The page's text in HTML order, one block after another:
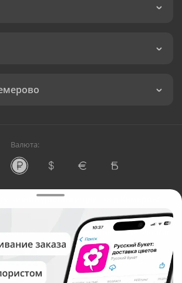
Валюта:
доставки цветов в Кемерово
ответственностью «Технология»
ИНН: 5410081997
г. Новосибирск, ул. Ипподромская,